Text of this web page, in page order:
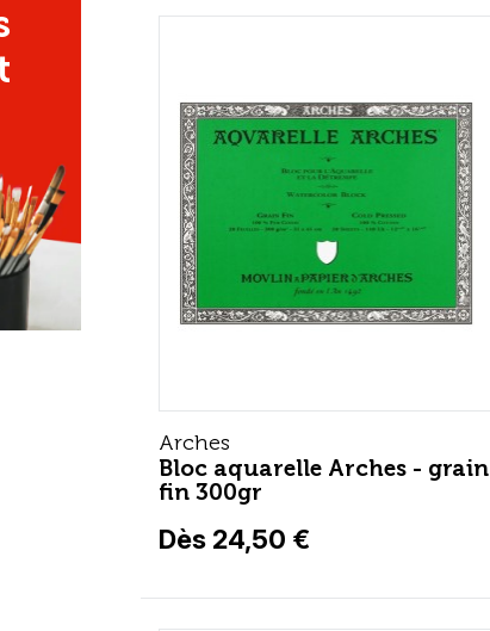
Arches
Bloc aquarelle Arches - grain
fin 300gr
Dès 24,50 €